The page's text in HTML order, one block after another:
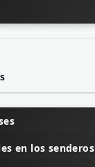
en los senderos